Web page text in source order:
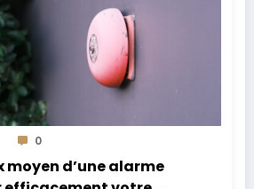
0
moyen d’une alarme